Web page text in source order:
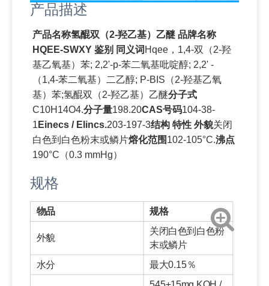
产品描述
产品名称氢醌双（2-羟乙基）乙醚 品牌名称
HQEE-SWXY 鉴别 同义词 Hqee，1,4-双（2-羟
基乙氧基）苯; 2,2'-p-苯二氧基吡啶醇; 2,2' -
（1,4-苯二氧基）二乙醇; P-BIS（2-羟基乙氧
基）苯;氢醌双（2-羟乙基）乙醚分子式
C10H14O4.分子量198.20CAS号码104-38-
1 Einecs / Elincs.203-197-3结构 特性 外貌关闭
白色到白色粉末或鳞片熔化范围 102-105°C.沸点
190°C（0.3 mmHg）
规格
物品 规格
外貌
关闭白色到白色粉
末或鳞片
水分
最大0.15％